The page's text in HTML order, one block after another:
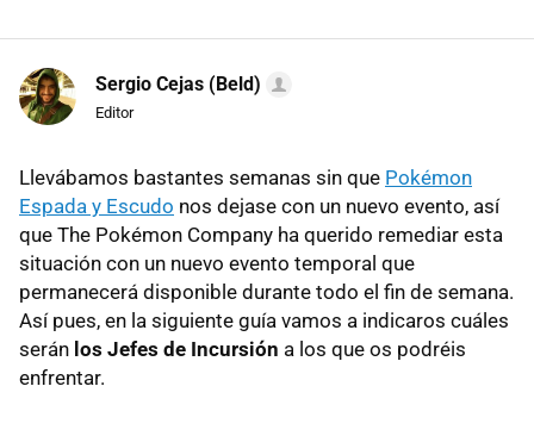
Sergio Cejas (Beld)
Editor
Llevábamos bastantes semanas sin que Pokémon
Espada y Escudo nos dejase con un nuevo evento, así
que The Pokémon Company ha querido remediar esta
situación con un nuevo evento temporal que
permanecerá disponible durante todo el fin de semana.
Así pues, en la siguiente guía vamos a indicaros cuáles
serán los Jefes de Incursión a los que os podréis
enfrentar.